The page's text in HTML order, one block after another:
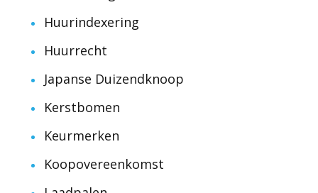
Huurindexering
Huurrecht
Japanse Duizendknoop
Kerstbomen
Keurmerken
Koopovereenkomst